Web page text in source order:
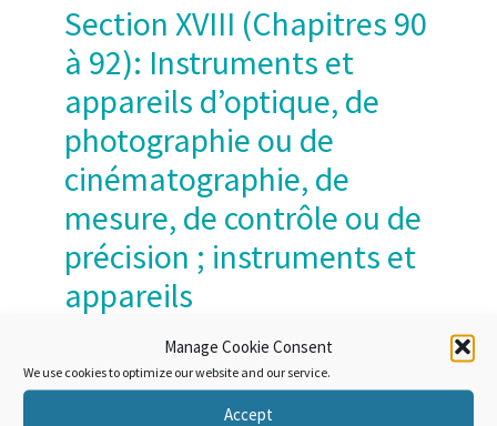
Manage Cookie Consent
We use cookies to optimize our website and our service.
Accept
Section XVIII (Chapitres 90
à 92): Instruments et
appareils d’optique, de
photographie ou de
cinématographie, de
mesure, de contrôle ou de
précision ; instruments et
appareils
médicochirurgicaux ;
horlogerie ; instruments
de musique ; parties et